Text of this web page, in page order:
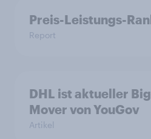
Preis-Leistungs-
Report
DHL ist aktueller
Mover von YouGov
Artikel